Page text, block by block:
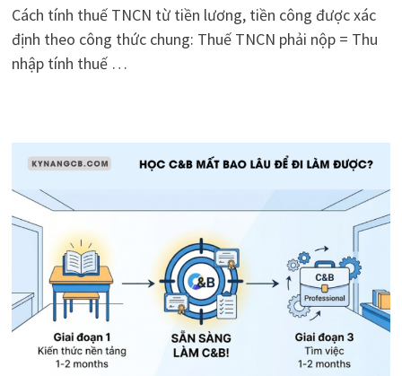
Cách tính thuế TNCN từ tiền lương, tiền công được xác
định theo công thức chung: Thuế TNCN phải nộp = Thu
nhập tính thuế …